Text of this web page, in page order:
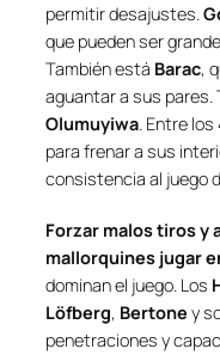
permitir desajustes.
que pueden ser
También está Barac,
aguantar a sus pares.
Olumuyiwa. Entre
para frenar a sus
consistencia al juego
Forzar malos tiros y
mallorquines jugar
dominan el juego. Los
Löfberg, Bertone y
penetraciones y